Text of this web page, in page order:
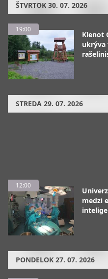
ŠTVRTOK 30. 07. 2026
19:00
Klenot
ukrýva
STREDA 29. 07. 2026
12:00
medzi
PONDELOK 27. 07. 2026